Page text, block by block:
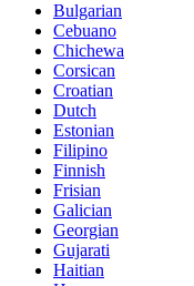
Bulgarian
Cebuano
Chichewa
Corsican
Croatian
Dutch
Estonian
Filipino
Finnish
Frisian
Galician
Georgian
Gujarati
Haitian